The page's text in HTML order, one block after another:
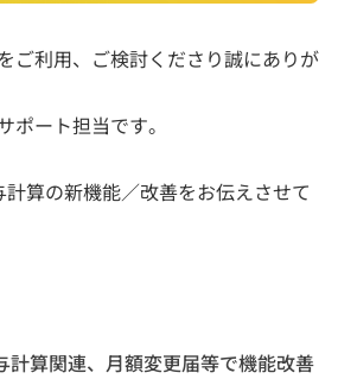
ご利用、ご検討くださり誠にありが
ポート担当です。
算の新機能／改善をお伝えさせて
計算関連、月額変更届等で機能改善